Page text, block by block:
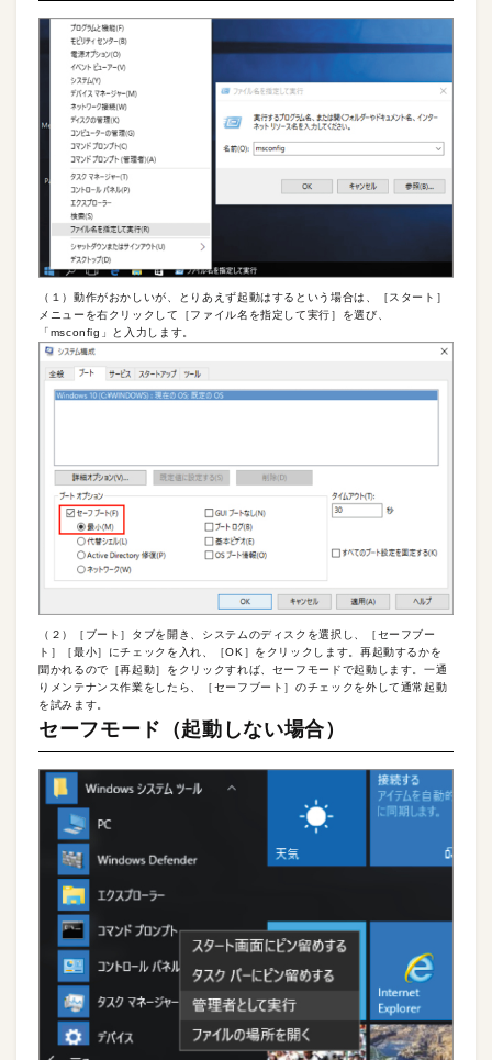
（１）動作がおかしいが、とりあえず起動はするという場合は、［スタート］
メニューを右クリックして［ファイル名を指定して実行］を選び、
「msconfig」と入力します。
（２）［ブート］タブを開き、システムのディスクを選択し、［セーフブー
ト］［最小］にチェックを入れ、［OK］をクリックします。再起動するかを
聞かれるので［再起動］をクリックすれば、セーフモードで起動します。一通
りメンテナンス作業をしたら、［セーフブート］のチェックを外して通常起動
を試みます。
セーフモード（起動しない場合）